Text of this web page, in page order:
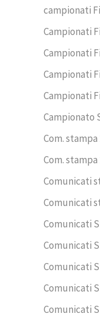
campionati
Campionati
Campionati
Campionati
Campionati
Campionato
Com. stampa
Com. stampa
Comunicati
Comunicati
Comunicati
Comunicati
Comunicati
Comunicati
Comunicati